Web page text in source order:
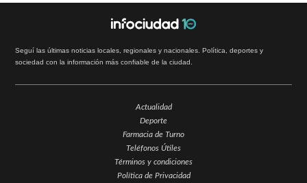
Seguí las últimas noticias locales, regionales y nacionales. Política, deportes y
sociedad con la información más confiable de la ciudad.
Actualidad
Deporte
Farmacia de Turno
Teléfonos Útiles
Términos y condiciones
Política de Privacidad